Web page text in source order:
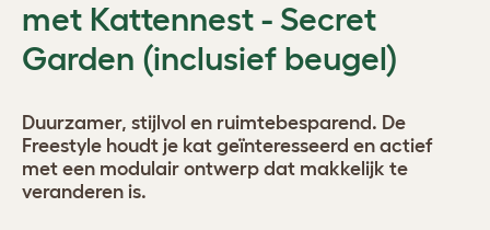
met Kattennest - Secret
Garden (inclusief beugel)
Duurzamer, stijlvol en ruimtebesparend. De
Freestyle houdt je kat geïnteresseerd en actief
met een modulair ontwerp dat makkelijk te
veranderen is.